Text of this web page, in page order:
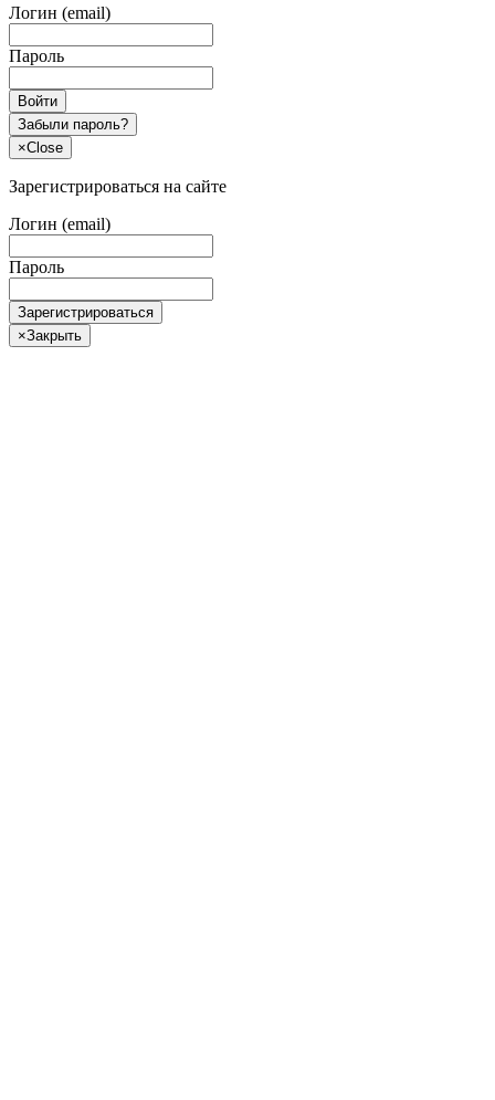
Логин (email)
Пароль
Войти
Забыли пароль?
×Close
Зарегистрироваться на сайте
Логин (email)
Пароль
Зарегистрироваться
×Закрыть